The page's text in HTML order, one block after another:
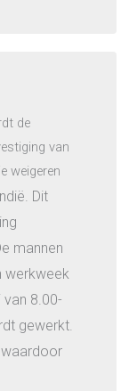
de
van
weigeren
Dit
mannen
werkweek
8.00-
gewerkt.